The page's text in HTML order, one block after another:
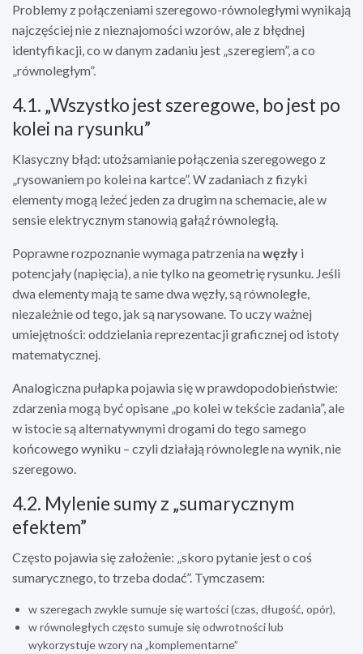
Problemy z połączeniami szeregowo-równoległymi wynikają
najczęściej nie z nieznajomości wzorów, ale z błędnej
identyfikacji, co w danym zadaniu jest „szeregiem”, a co
„równoległym”.
4.1. „Wszystko jest szeregowe, bo jest po
kolei na rysunku”
Klasyczny błąd: utożsamianie połączenia szeregowego z
„rysowaniem po kolei na kartce”. W zadaniach z fizyki
elementy mogą leżeć jeden za drugim na schemacie, ale w
sensie elektrycznym stanowią gałąź równoległą.
Poprawne rozpoznanie wymaga patrzenia nawęzły i
potencjały (napięcia), a nie tylko na geometrię rysunku. Jeśli
dwa elementy mają te same dwa węzły, są równoległe,
niezależnie od tego, jak są narysowane. To uczy ważnej
umiejętności: oddzielania reprezentacji graficznej od istoty
matematycznej.
Analogiczna pułapka pojawia się w prawdopodobieństwie:
zdarzenia mogą być opisane „po kolei w tekście zadania”, ale
w istocie są alternatywnymi drogami do tego samego
końcowego wyniku – czyli działają równolegle na wynik, nie
szeregowo.
4.2. Mylenie sumy z „sumarycznym
efektem”
Często pojawia się założenie: „skoro pytanie jest o coś
sumarycznego, to trzeba dodać”. Tymczasem:
w szeregach zwykle sumuje się wartości (czas, długość, opór),
w równoległych często sumuje się odwrotności lub
wykorzystuje wzory na „komplementarne”